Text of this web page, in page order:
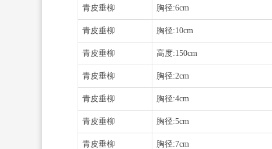
青皮垂柳 胸径:6cm
青皮垂柳 胸径:10cm
青皮垂柳 高度:150cm
青皮垂柳 胸径:2cm
青皮垂柳 胸径:4cm
青皮垂柳 胸径:5cm
青皮垂柳 胸径:7cm